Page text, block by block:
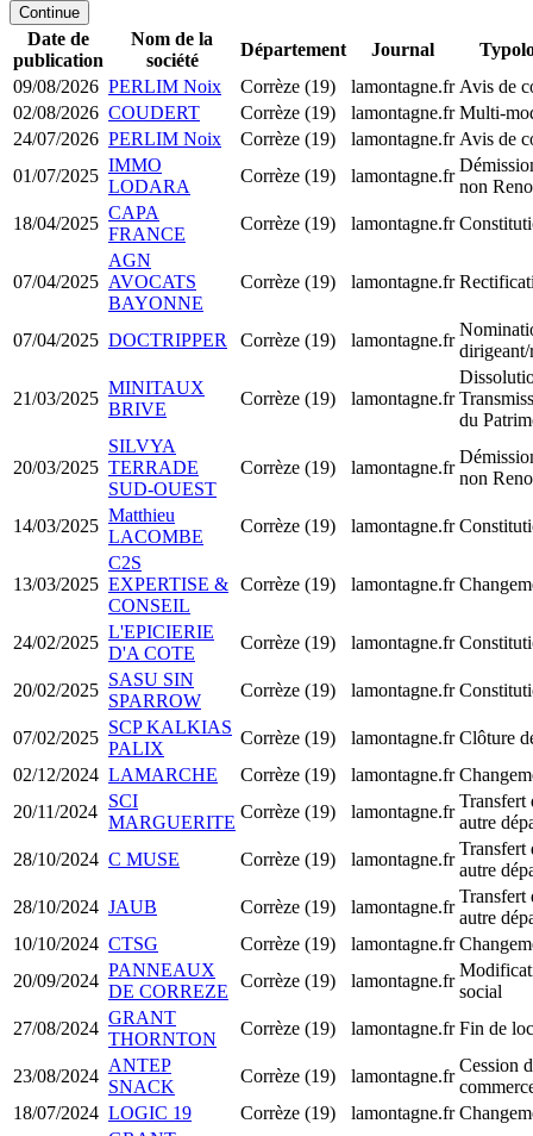
Continue
Date de
publication
Nom de la
société
Département Journal
09/08/2026 PERLIM Noix Corrèze (19) lamontagne.fr Avis de
02/08/2026 COUDERT Corrèze (19) lamontagne.fr Multi-
24/07/2026 PERLIM Noix Corrèze (19) lamontagne.fr Avis de
01/07/2025
IMMO
LODARA
Corrèze (19) lamontagne.fr
non
18/04/2025
CAPA
FRANCE
Corrèze (19) lamontagne.fr
07/04/2025
AGN
AVOCATS
BAYONNE
Corrèze (19) lamontagne.fr
07/04/2025 DOCTRIPPER Corrèze (19) lamontagne.fr
21/03/2025
MINITAUX
BRIVE
Corrèze (19) lamontagne.fr
du
20/03/2025
SILVYA
TERRADE
SUD-OUEST
Corrèze (19) lamontagne.fr
non
14/03/2025
Matthieu
LACOMBE
Corrèze (19) lamontagne.fr
13/03/2025
C2S
EXPERTISE &
CONSEIL
Corrèze (19) lamontagne.fr
24/02/2025
L'EPICIERIE
D'A COTE
Corrèze (19) lamontagne.fr
20/02/2025
SASU SIN
SPARROW
Corrèze (19) lamontagne.fr
07/02/2025
SCP KALKIAS
PALIX
Corrèze (19) lamontagne.fr Clôture
02/12/2024 LAMARCHE Corrèze (19) lamontagne.fr
20/11/2024
SCI
MARGUERITE
Corrèze (19) lamontagne.fr
Transfert
autre
28/10/2024 C MUSE Corrèze (19) lamontagne.fr
Transfert
autre
28/10/2024 JAUB Corrèze (19) lamontagne.fr
Transfert
autre
10/10/2024 CTSG Corrèze (19) lamontagne.fr
20/09/2024
PANNEAUX
DE CORREZE
Corrèze (19) lamontagne.fr
social
27/08/2024
GRANT
THORNTON
Corrèze (19) lamontagne.fr Fin de
23/08/2024
ANTEP
SNACK
Corrèze (19) lamontagne.fr
Cession
18/07/2024 LOGIC 19 Corrèze (19) lamontagne.fr